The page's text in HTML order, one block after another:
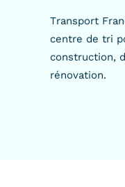
Transport
centre de tri
construction,
rénovation.